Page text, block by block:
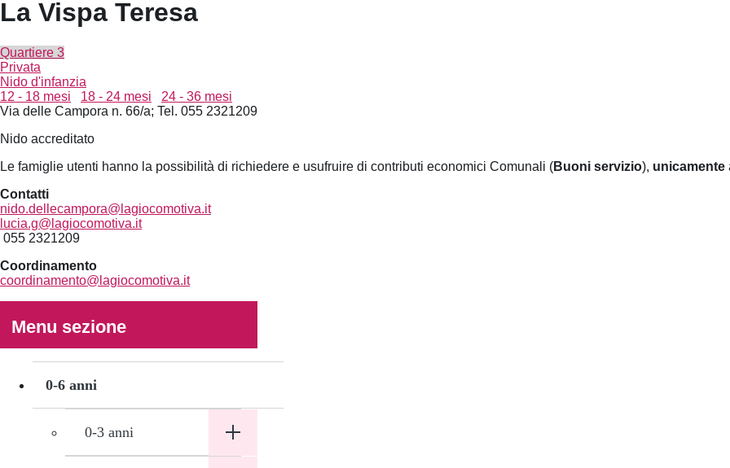
La Vispa Teresa
Quartiere 3
Privata
Nido d'infanzia
12 - 18 mesi
18 - 24 mesi
24 - 36 mesi
Via delle Campora n. 66/a; Tel. 055 2321209
Nido accreditato
Le famiglie utenti hanno la possibilità di richiedere e usufruire di contributi economici Comunali (Buoni servizio), unicamente
Contatti
nido.dellecampora@lagiocomotiva.it
lucia.g@lagiocomotiva.it
055 2321209
Coordinamento
coordinamento@lagiocomotiva.it
0-
6
Menu sezione
0-6 anni
0-3 anni